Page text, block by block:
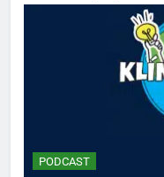
PODCAST